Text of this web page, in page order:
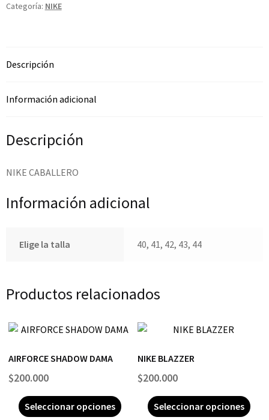
Categoría: NIKE
Descripción
Información adicional
Descripción
NIKE CABALLERO
Información adicional
Elige la talla 40, 41, 42, 43, 44
Productos relacionados
AIRFORCE SHADOW DAMA
$200.000
Seleccionar opciones
NIKE BLAZZER
$200.000
Seleccionar opciones